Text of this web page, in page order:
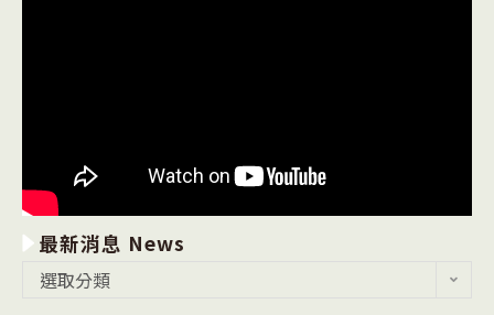
最新消息 News
選取分類